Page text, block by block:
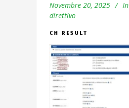
Novembre 20, 2025 In
direttivo
CH RESULT